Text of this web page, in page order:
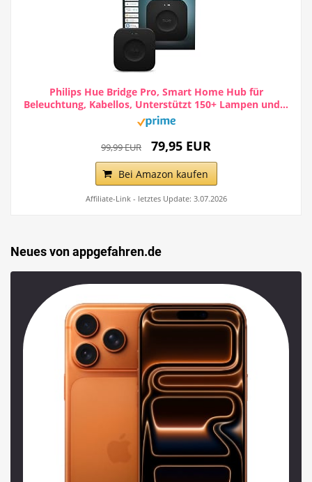
Philips Hue Bridge Pro, Smart Home Hub für
Beleuchtung, Kabellos, Unterstützt 150+ Lampen und...
99,99 EUR 79,95 EUR
Bei Amazon kaufen
Affiliate-Link - letztes Update: 3.07.2026
Neues von appgefahren.de